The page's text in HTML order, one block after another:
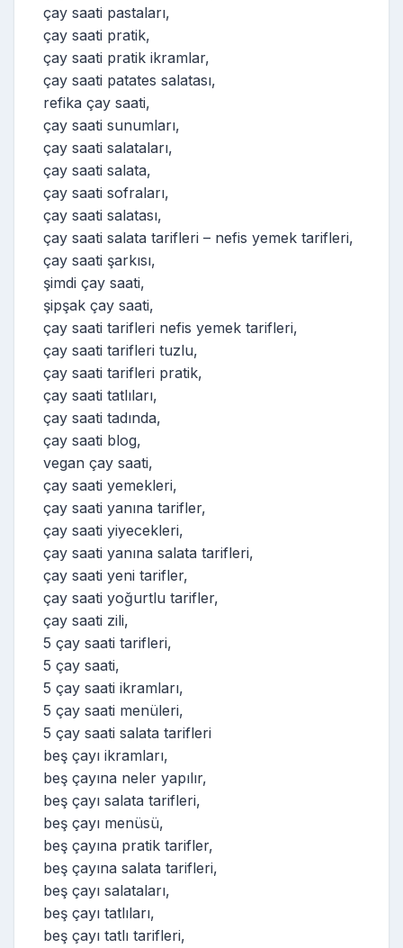
çay saati pastaları,
çay saati pratik,
çay saati pratik ikramlar,
çay saati patates salatası,
refika çay saati,
çay saati sunumları,
çay saati salataları,
çay saati salata,
çay saati sofraları,
çay saati salatası,
çay saati salata tarifleri – nefis yemek tarifleri,
çay saati şarkısı,
şimdi çay saati,
şipşak çay saati,
çay saati tarifleri nefis yemek tarifleri,
çay saati tarifleri tuzlu,
çay saati tarifleri pratik,
çay saati tatlıları,
çay saati tadında,
çay saati blog,
vegan çay saati,
çay saati yemekleri,
çay saati yanına tarifler,
çay saati yiyecekleri,
çay saati yanına salata tarifleri,
çay saati yeni tarifler,
çay saati yoğurtlu tarifler,
çay saati zili,
5 çay saati tarifleri,
5 çay saati,
5 çay saati ikramları,
5 çay saati menüleri,
5 çay saati salata tarifleri
beş çayı ikramları,
beş çayına neler yapılır,
beş çayı salata tarifleri,
beş çayı menüsü,
beş çayına pratik tarifler,
beş çayına salata tarifleri,
beş çayı salataları,
beş çayı tatlıları,
beş çayı tatlı tarifleri,